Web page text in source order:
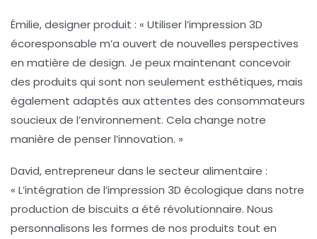
Émilie, designer produit : « Utiliser l’impression 3D
écoresponsable m’a ouvert de nouvelles perspectives
en matière de design. Je peux maintenant concevoir
des produits qui sont non seulement esthétiques, mais
également adaptés aux attentes des consommateurs
soucieux de l’environnement. Cela change notre
manière de penser l’innovation. »
David, entrepreneur dans le secteur alimentaire :
« L’intégration de l’impression 3D écologique dans notre
production de biscuits a été révolutionnaire. Nous
personnalisons les formes de nos produits tout en